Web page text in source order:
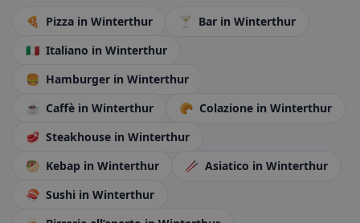
🍕 Pizza in Winterthur 🍸 Bar in Winterthur
🇮🇹 Italiano in Winterthur
🍔 Hamburger in Winterthur
☕ Caffè in Winterthur 🥐 Colazione in Winterthur
🥩 Steakhouse in Winterthur
🥙 Kebap in Winterthur 🥢 Asiatico in Winterthur
🍣 Sushi in Winterthur